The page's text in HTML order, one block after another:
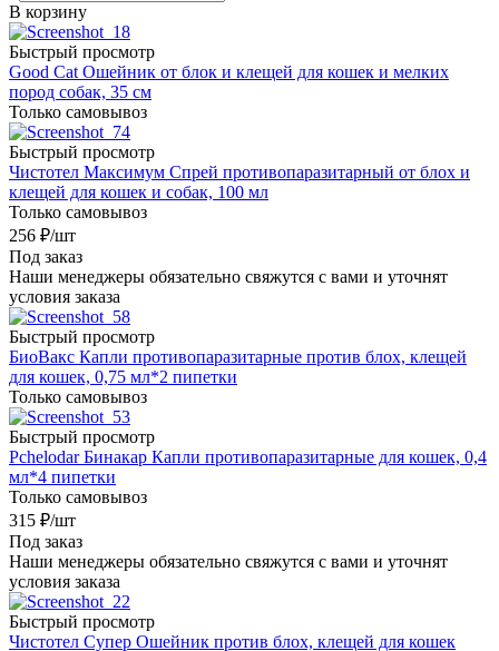
В корзину
Быстрый просмотр
Good Cat Ошейник от блок и клещей для кошек и мелких
пород собак, 35 см
Только самовывоз
Быстрый просмотр
Чистотел Максимум Спрей противопаразитарный от блох и
клещей для кошек и собак, 100 мл
Только самовывоз
256 ₽/шт
Под заказ
Наши менеджеры обязательно свяжутся с вами и уточнят
условия заказа
Быстрый просмотр
БиоВакс Капли противопаразитарные против блох, клещей
для кошек, 0,75 мл*2 пипетки
Только самовывоз
Быстрый просмотр
Pchelodar Бинакар Капли противопаразитарные для кошек, 0,4
мл*4 пипетки
Только самовывоз
315 ₽/шт
Под заказ
Наши менеджеры обязательно свяжутся с вами и уточнят
условия заказа
Быстрый просмотр
Чистотел Супер Ошейник против блох, клещей для кошек